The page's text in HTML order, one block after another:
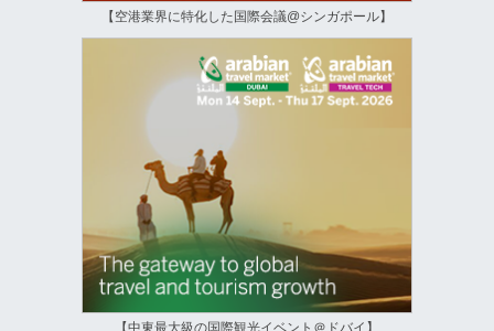
【空港業界に特化した国際会議@シンガポール】
【中東最大級の国際観光イベント＠ドバイ】